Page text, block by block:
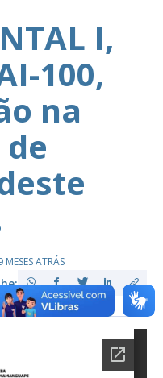
I,
100,
na
ATRÁS